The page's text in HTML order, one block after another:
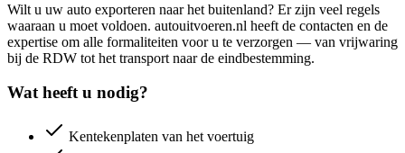
Wilt u uw auto exporteren naar het buitenland? Er zijn veel regels
waaraan u moet voldoen. autouitvoeren.nl heeft de contacten en de
expertise om alle formaliteiten voor u te verzorgen — van vrijwaring
bij de RDW tot het transport naar de eindbestemming.
Wat heeft u nodig?
Kentekenplaten van het voertuig